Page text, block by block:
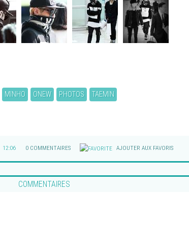
MINHO ONEW PHOTOS TAEMIN
12:06 0 COMMENTAIRES AJOUTER AUX FAVORIS
COMMENTAIRES